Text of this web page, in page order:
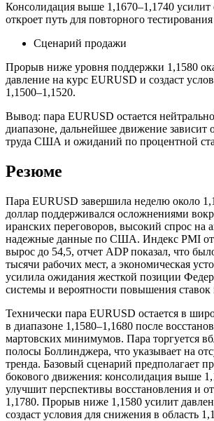
Консолидация выше 1,1670–1,1740 усилит
откроет путь для повторного
Сценарий продажи
Прорыв ниже уровня поддержки 1,1580
давление на курс EURUSD и создаст
1,1500–1,1520.
Вывод: пара EURUSD остается
диапазоне, дальнейшее движение
труда США и ожиданий по процентной
Резюме
Пара EURUSD завершила неделю около
доллар поддерживался осложнениями
иранских переговоров, высокий спрос на
надежные данные по США. Индекс PMI от
вырос до 54,5, отчет ADP показал, что
тысячи рабочих мест, а экономическая
усилила ожидания жесткой позиции
системы и вероятности повышения ставок
Технически пара EURUSD остается в
в диапазоне 1,1580–1,1680 после
мартовских минимумов. Пара торгуется
полосы Боллинджера, что указывает на
тренда. Базовый сценарий предполагает
бокового движения: консолидация выше
улучшит перспективы восстановления и
1,1780. Прорыв ниже 1,1580 усилит
создаст условия для снижения в область